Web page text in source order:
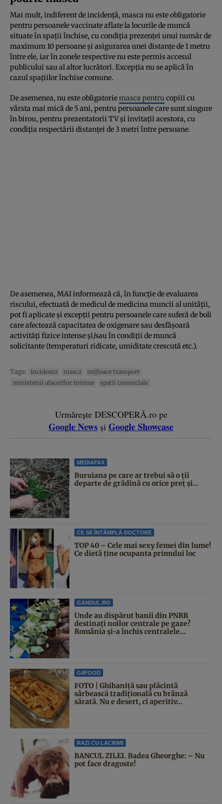
Mai mult, indiferent de incidență, masca nu este obligatorie
pentru persoanele vaccinate aflate la locurile de muncă
situate în spații închise, cu condiția prezenței unui număr de
maximum 10 persoane și asigurarea unei distanțe de 1 metru
între ele, iar în zonele respective nu este permis accesul
publicului sau al altor lucrători. Excepția nu se aplică în
cazul spațiilor închise comune.
De asemenea, nu este obligatoriemasca pentru copiii cu
vârsta mai mică de 5 ani, pentru persoanele care sunt singure
în birou, pentru prezentatorii TV și invitații acestora, cu
condiția respectării distanței de 3 metri între persoane.
De asemenea, MAI informează că, în funcție de evaluarea
riscului, efectuată de medicul de medicina muncii al unității,
pot fi aplicate și excepții pentru persoanele care suferă de boli
care afectează capacitatea de oxigenare sau desfășoară
activități fizice intense și/sau în condiții de muncă
solicitante (temperaturi ridicate, umiditate crescută etc.).
Tags: incidenta masca
mijloace transport
ministerul afacerilor interne
spatii comerciale
Urmărește DESCOPERĂ.ro pe
Google News și Google Showcase
MEDIAFAX
Buruiana pe care ar trebui să o ții
departe de grădină cu orice preț și...
CE SE ÎNTÂMPLĂ DOCTORE
TOP 40 – Cele mai sexy femei din lume!
Ce dietă ține ocupanta primului loc
GANDUL.RO
Unde au dispărut banii din PNRR
destinați noilor centrale pe gaze?
România și-a închis centralele...
G4FOOD
FOTO | Ghibaniță sau plăcintă
sârbească tradițională cu brânză
sărată. Nu e desert, ci aperitiv...
RAZI CU LACRIMI
BANCUL ZILEI. Badea Gheorghe: – Nu
pot face dragoste!